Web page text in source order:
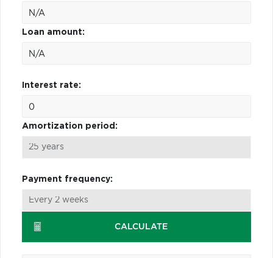
Loan amount:
Interest rate:
Amortization period:
Payment frequency:
CALCULATE